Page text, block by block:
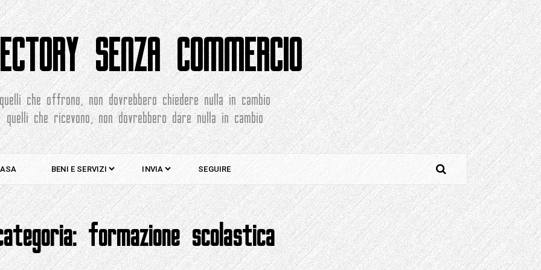
SENZA COMMERCIO
quelli che offrono, non dovrebbero chiedere nulla in cambio
quelli che ricevono, non dovrebbero dare nulla in cambio
BENI E SERVIZI INVIA SEGUIRE
formazione scolastica